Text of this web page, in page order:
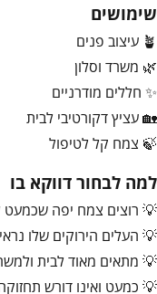
שימושים
🪴 עיצוב פנים
🌿 משרד וסלון
✨ חללים מודרניים
🏡 עציץ דקורטיבי לבית
🍃 צמח קל לטיפול
למה לבחור דווקא בו
💡 רוצים צמח יפה שכמעט
💡 העלים הירוקים שלו
💡 מתאים מאוד לבית ולמשרד
💡 כמעט ואינו דורש